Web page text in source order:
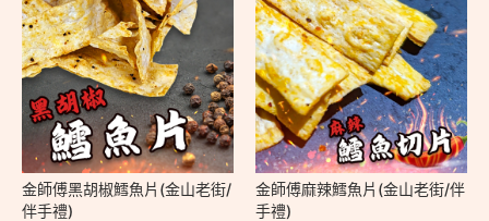
金師傅黑胡椒鱈魚片(金山老街/
伴手禮)
金師傅麻辣鱈魚片(金山老街/伴
手禮)